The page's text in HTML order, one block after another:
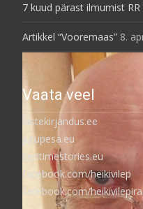
7 kuud pärast ilmumist
Artikkel “Vooremaas” 8.
Vaata veel
lastekirjandus.ee
jutupesa.eu
bedtimestories.eu
facebook.com/heikivilep
facebook.com/